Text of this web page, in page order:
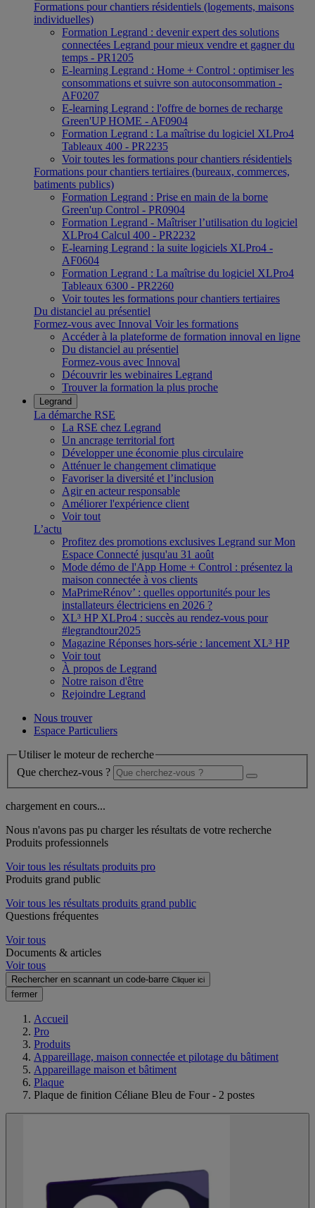
Formations pour chantiers résidentiels (logements, maisons
individuelles)
Formation Legrand : devenir expert des solutions
connectées Legrand pour mieux vendre et gagner du
temps - PR1205
E-learning Legrand : Home + Control : optimiser les
consommations et suivre son autoconsommation -
AF0207
E-learning Legrand : l'offre de bornes de recharge
Green'UP HOME - AF0904
Formation Legrand : La maîtrise du logiciel XLPro4
Tableaux 400 - PR2235
Voir toutes les formations pour chantiers résidentiels
Formations pour chantiers tertiaires (bureaux, commerces,
batiments publics)
Formation Legrand : Prise en main de la borne
Green'up Control - PR0904
Formation Legrand - Maîtriser l’utilisation du logiciel
XLPro4 Calcul 400 - PR2232
E-learning Legrand : la suite logiciels XLPro4 -
AF0604
Formation Legrand : La maîtrise du logiciel XLPro4
Tableaux 6300 - PR2260
Voir toutes les formations pour chantiers tertiaires
Du distanciel au présentiel
Formez-vous avec Innoval Voir les formations
Accéder à la plateforme de formation innoval en ligne
Du distanciel au présentiel
Formez-vous avec Innoval
Découvrir les webinaires Legrand
Trouver la formation la plus proche
Legrand
La démarche RSE
La RSE chez Legrand
Un ancrage territorial fort
Développer une économie plus circulaire
Atténuer le changement climatique
Favoriser la diversité et l’inclusion
Agir en acteur responsable
Améliorer l'expérience client
Voir tout
L’actu
Profitez des promotions exclusives Legrand sur Mon
Espace Connecté jusqu'au 31 août
Mode démo de l'App Home + Control : présentez la
maison connectée à vos clients
MaPrimeRénov’ : quelles opportunités pour les
installateurs électriciens en 2026 ?
XL³ HP XLPro4 : succès au rendez-vous pour
#legrandtour2025
Magazine Réponses hors-série : lancement XL³ HP
Voir tout
À propos de Legrand
Notre raison d'être
Rejoindre Legrand
Nous trouver
Espace Particuliers
Utiliser le moteur de recherche
Que cherchez-vous ?
chargement en cours...
Nous n'avons pas pu charger les résultats de votre recherche
Produits professionnels
Voir tous les résultats produits pro
Produits grand public
Voir tous les résultats produits grand public
Questions fréquentes
Voir tous
Documents & articles
Voir tous
Rechercher en scannant un code-barre Cliquer ici
fermer
Accueil
Pro
Produits
Appareillage, maison connectée et pilotage du bâtiment
Appareillage maison et bâtiment
Plaque
Plaque de finition Céliane Bleu de Four - 2 postes